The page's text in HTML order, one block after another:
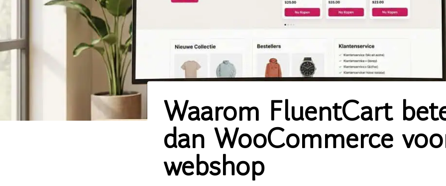
Waarom FluentCart
dan WooCommerce
webshop